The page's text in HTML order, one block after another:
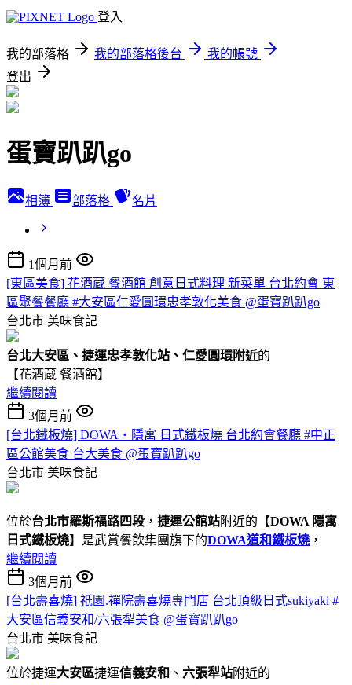
登入
我的部落格 我的部落格後台
我的帳號
登出
蛋寶趴趴go
相簿 部落格 名片
1個月前
[東區美食] 花酒蔵 餐酒館 創意日式料理 新菜單 台北約會 東
區聚餐餐廳 #大安區仁愛圓環忠孝敦化美食 @蛋寶趴趴go
台北市 美味食記
台北大安區、捷運忠孝敦化站、仁愛圓環附近的
【花酒蔵 餐酒館】
繼續閱讀
3個月前
[台北鐵板燒] DOWA・隱寓 日式鐵板燒 台北約會餐廳 #中正
區公館美食 台大美食 @蛋寶趴趴go
台北市 美味食記
位於台北市羅斯福路四段 ， 捷運公館站附近的【DOWA 隱寓
日式鐵板燒】是武賞餐飲集團旗下的DOWA道和鐵板燒 ，
繼續閱讀
3個月前
[台北壽喜燒] 祇園.禪院壽喜燒專門店 台北頂級日式sukiyaki #
大安區信義安和/六張犁美食 @蛋寶趴趴go
台北市 美味食記
位於捷運大安區捷運信義安和 、 六張犁站附近的